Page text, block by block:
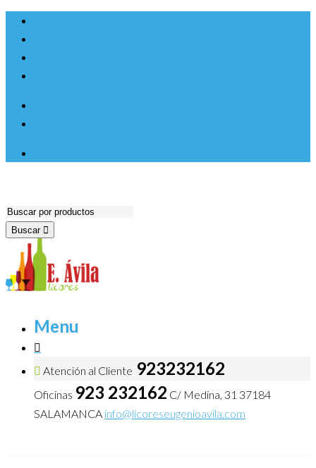
contenido
Buscar
Menu
Atención al Cliente 923232162
Oficinas 923 232162 C/ Medina, 31 37184
SALAMANCA info@licoreseugenioavila.com